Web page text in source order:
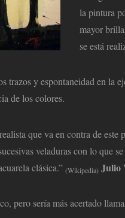
la pintura
mayor
se está
trazos y espontaneidad en la
de los colores.
que va en contra de
veladuras con lo que
clásica.” (Wikipedia) Julio
pero sería más acertado